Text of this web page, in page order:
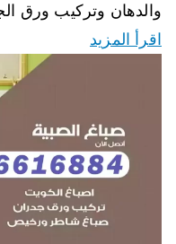
والدهان وتركيب ورق
اقرأ المزيد